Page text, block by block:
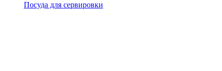
Посуда для сервировки